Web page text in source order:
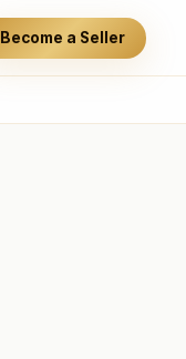
Become a Seller